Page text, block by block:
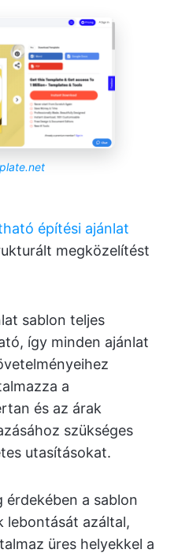
építési ajánlat
megközelítést
sablon teljes
így minden ajánlat
a
és az árak
szükséges
utasításokat.
a sablon
lebontását azáltal,
üres helyekkel a